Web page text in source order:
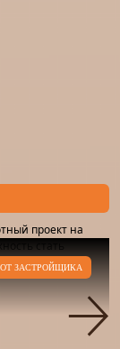
проект на
стать
ОТ ЗАСТРОЙЩИКА